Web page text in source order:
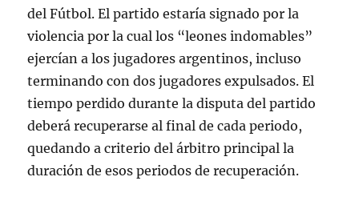
del Fútbol. El partido estaría signado por la
violencia por la cual los “leones indomables”
ejercían a los jugadores argentinos, incluso
terminando con dos jugadores expulsados. El
tiempo perdido durante la disputa del partido
deberá recuperarse al final de cada periodo,
quedando a criterio del árbitro principal la
duración de esos periodos de recuperación.